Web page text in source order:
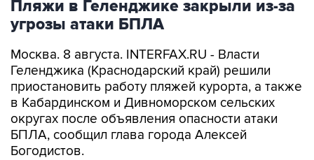
Пляжи в Геленджике закрыли из-за
угрозы атаки БПЛА
Москва. 8 августа. INTERFAX.RU - Власти
Геленджика (Краснодарский край) решили
приостановить работу пляжей курорта, а также
в Кабардинском и Дивноморском сельских
округах после объявления опасности атаки
БПЛА, сообщил глава города Алексей
Богодистов.